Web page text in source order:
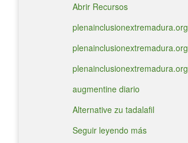
Abrir Recursos
plenainclusionextremadura.org
plenainclusionextremadura.org
plenainclusionextremadura.org
augmentine diario
Alternative zu tadalafil
Seguir leyendo más